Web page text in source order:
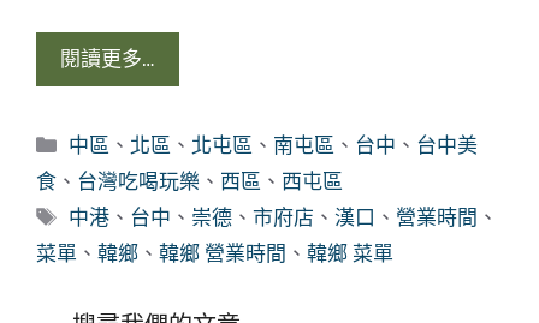
閱讀更多…
分
類
中區 、 北區 、 北屯區 、 南屯區 、 台中 、 台中美
食 、 台灣吃喝玩樂 、 西區 、 西屯區
標
籤
中港 、 台中 、 崇德 、市府店 、漢口 、 營業時間 、
菜單 、 韓鄉 、 韓鄉 營業時間 、 韓鄉 菜單